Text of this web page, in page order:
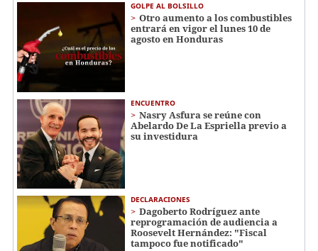
GOLPE AL BOLSILLO
Otro aumento a los combustibles
entrará en vigor el lunes 10 de
agosto en Honduras
ENCUENTRO
Nasry Asfura se reúne con
Abelardo De La Espriella previo a
su investidura
DECLARACIONES
Dagoberto Rodríguez ante
reprogramación de audiencia a
Roosevelt Hernández: "Fiscal
tampoco fue notificado"